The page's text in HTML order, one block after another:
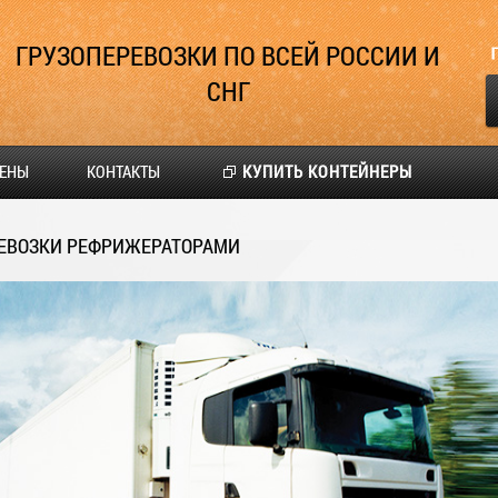
ГРУЗОПЕРЕВОЗКИ ПО ВСЕЙ РОССИИ И
СНГ
КОНТАКТЫ КУПИТЬ КОНТЕЙНЕРЫ
РЕФРИЖЕРАТОРАМИ